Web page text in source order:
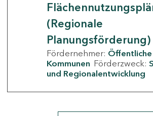
(Regionale
Planungsförderung)
Fördernehmer: Öffentliche
Kommunen Förderzweck:
und Regionalentwicklung